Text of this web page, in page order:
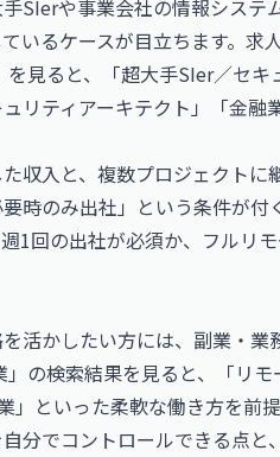
SIerや事業会社の情報システ
いるケースが目立ちます。求
を見ると、「超大手SIer／セ
リティアーキテクト」「金融
収入と、複数プロジェクトに
時のみ出社」という条件が
1回の出社が必須か、フルリ
活かしたい方には、副業・業
の検索結果を見ると、「リ
といった柔軟な働き方を前
分でコントロールできる点